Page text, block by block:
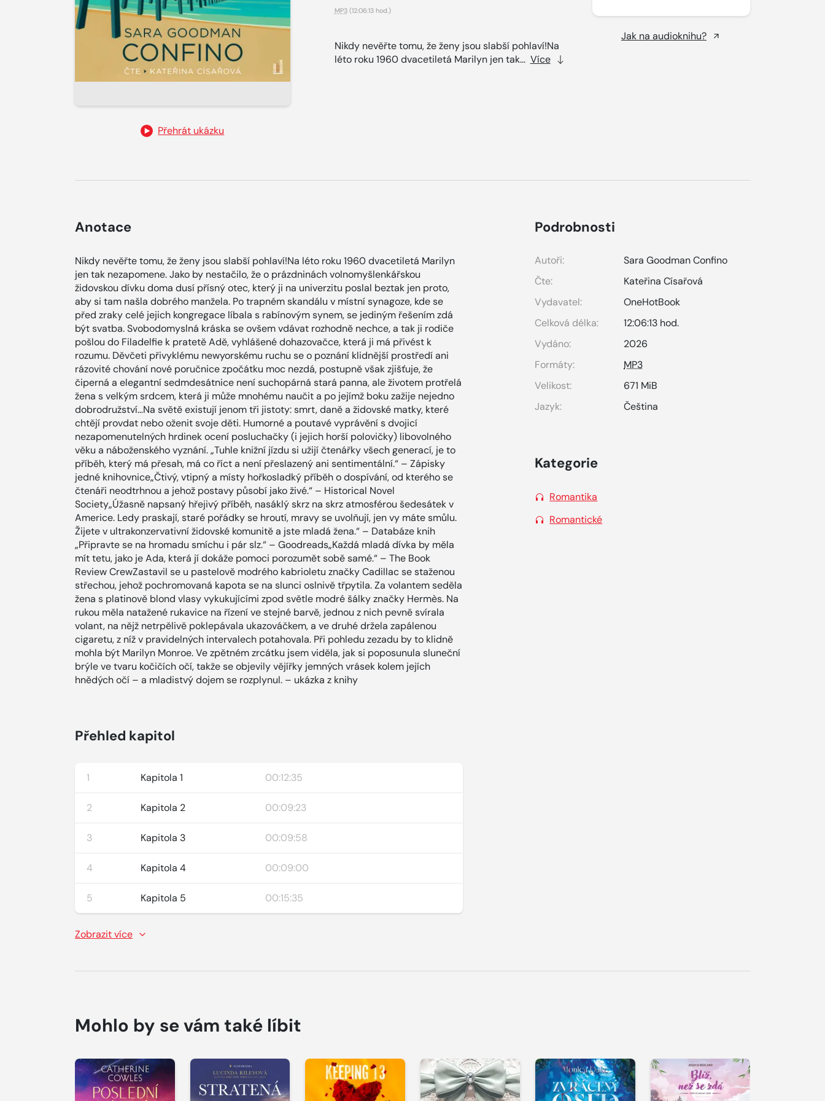
Přehrát ukázku
MP3(12:06:13 hod.)
Nikdy nevěřte tomu, že ženy jsou slabší pohlaví!Na
léto roku 1960 dvacetiletá Marilyn jen tak... Více
Jak na audioknihu?
Anotace
Nikdy nevěřte tomu, že ženy jsou slabší pohlaví!Na léto roku 1960 dvacetiletá Marilyn
jen tak nezapomene. Jako by nestačilo, že o prázdninách volnomyšlenkářskou
židovskou dívku doma dusí přísný otec, který ji na univerzitu poslal beztak jen proto,
aby si tam našla dobrého manžela. Po trapném skandálu v místní synagoze, kde se
před zraky celé jejich kongregace líbala s rabínovým synem, se jediným řešením zdá
být svatba. Svobodomyslná kráska se ovšem vdávat rozhodně nechce, a tak ji rodiče
pošlou do Filadelfie k pratetě Adě, vyhlášené dohazovačce, která ji má přivést k
rozumu. Děvčeti přivyklému newyorskému ruchu se o poznání klidnější prostředí ani
rázovité chování nové poručnice zpočátku moc nezdá, postupně však zjišťuje, že
čiperná a elegantní sedmdesátnice není suchopárná stará panna, ale životem protřelá
žena s velkým srdcem, která ji může mnohému naučit a po jejímž boku zažije nejedno
dobrodružství…Na světě existují jenom tři jistoty: smrt, daně a židovské matky, které
chtějí provdat nebo oženit svoje děti. Humorné a poutavé vyprávění s dvojicí
nezapomenutelných hrdinek ocení posluchačky (i jejich horší polovičky) libovolného
věku a náboženského vyznání. „Tuhle knižní jízdu si užijí čtenářky všech generací, je to
příběh, který má přesah, má co říct a není přeslazený ani sentimentální.“ – Zápisky
jedné knihovnice„Čtivý, vtipný a místy hořkosladký příběh o dospívání, od kterého se
čtenáři neodtrhnou a jehož postavy působí jako živé.“ – Historical Novel
Society„Úžasně napsaný hřejivý příběh, nasáklý skrz na skrz atmosférou šedesátek v
Americe. Ledy praskají, staré pořádky se hroutí, mravy se uvolňují, jen vy máte smůlu.
Žijete v ultrakonzervativní židovské komunitě a jste mladá žena.“ – Databáze knih
„Připravte se na hromadu smíchu i pár slz.“ – Goodreads„Každá mladá dívka by měla
mít tetu, jako je Ada, která jí dokáže pomoci porozumět sobě samé.“ – The Book
Review CrewZastavil se u pastelově modrého kabrioletu značky Cadillac se staženou
střechou, jehož pochromovaná kapota se na slunci oslnivě třpytila. Za volantem seděla
žena s platinově blond vlasy vykukujícími zpod světle modré šálky značky Hermès. Na
rukou měla natažené rukavice na řízení ve stejné barvě, jednou z nich pevně svírala
volant, na nějž netrpělivě poklepávala ukazováčkem, a ve druhé držela zapálenou
cigaretu, z níž v pravidelných intervalech potahovala. Při pohledu zezadu by to klidně
mohla být Marilyn Monroe. Ve zpětném zrcátku jsem viděla, jak si poposunula sluneční
brýle ve tvaru kočičích očí, takže se objevily vějířky jemných vrásek kolem jejích
hnědých očí – a mladistvý dojem se rozplynul. – ukázka z knihy
Přehled kapitol
1 Kapitola 1 00:12:35
2 Kapitola 2 00:09:23
3 Kapitola 3 00:09:58
4 Kapitola 4 00:09:00
5 Kapitola 5 00:15:35
Zobrazit více
Podrobnosti
Autoři:
Sara Goodman Confino
Čte:
Kateřina Císařová
Vydavatel:
OneHotBook
Celková délka:
12:06:13 hod.
Vydáno:
2026
Formáty:
MP3
Velikost:
671 MiB
Jazyk:
Čeština
Kategorie
Romantika
Romantické
Mohlo by se vám také líbit
Přehrát
ukázku
Přehrát
ukázku
Přehrát
ukázku
Přehrát
ukázku
Přehrát
ukázku